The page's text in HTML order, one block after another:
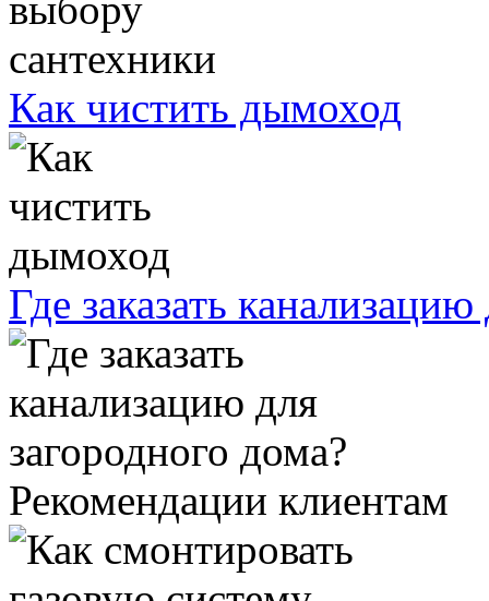
Как чистить дымоход
Где заказать
Рекомендации клиентам